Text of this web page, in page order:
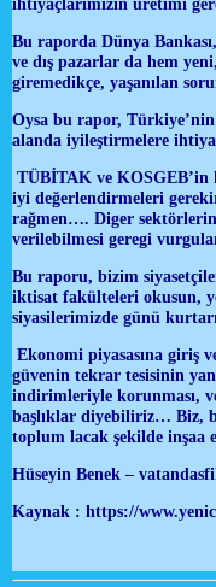
ihtiyaçlarımızın üretimi
Bu raporda Dünya
ve dış pazarlar da hem
giremedikçe, yaşanılan
Oysa bu rapor,
alanda iyileştirmelere
TÜBİTAK ve KOSGEB’in
iyi değerlendirmeleri
rağmen…. Diger
verilebilmesi geregi
Bu raporu, bizim
iktisat fakülteleri okusun,
siyasilerimizde günü
Ekonomi piyasasına giriş
güvenin tekrar tesisinin
indirimleriyle korunması,
başlıklar diyebiliriz… Biz,
toplum lacak şekilde
Hüseyin Benek –
Kaynak : https://